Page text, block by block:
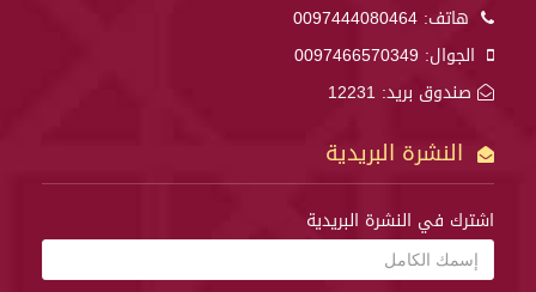
هاتف: 0097444080464
الجوال: 0097466570349
صندوق بريد: 12231
النشرة البريدية
اشترك في النشرة البريدية